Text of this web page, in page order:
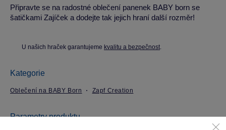
Připravte se na radostné oblečení panenek BABY born se
šatičkami Zajíček a dodejte tak jejich hraní další rozměr!
U našich hraček garantujeme kvalitu a bezpečnost.
Kategorie
Oblečení na BABY Born Zapf Creation
Parametry produktu